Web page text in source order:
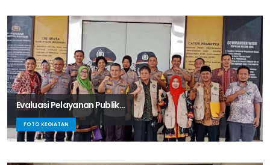
Evaluasi Pelayanan Publik...
FOTO KEGIATAN